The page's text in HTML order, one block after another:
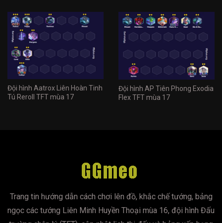
Đội hình Aatrox Liên Hoàn Tinh
Tú Reroll TFT mùa 17
Đội hình AP Tiên Phong Exodia
Flex TFT mùa 17
Trang tin hướng dẫn cách chơi lên đồ, khắc chế tướng, bảng
ngọc các tướng Liên Minh Huyền Thoại mùa 16, đội hình Đấu